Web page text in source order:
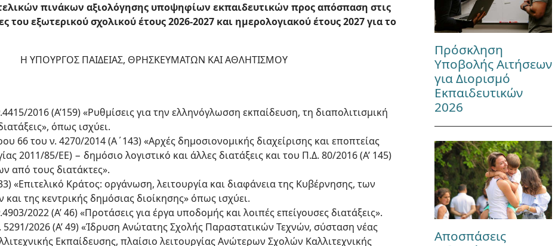
πινάκων αξιολόγησης υποψηφίων εκπαιδευτικών προς απόσπαση στις
του εξωτερικού σχολικού έτους 2026-2027 και ημερολογιακού έτους 2027 για το
Η ΥΠΟΥΡΓΟΣ ΠΑΙΔΕΙΑΣ, ΘΡΗΣΚΕΥΜΑΤΩΝ ΚΑΙ ΑΘΛΗΤΙΣΜΟΥ
2016 (Α’159) «Ρυθμίσεις για την ελληνόγλωσση εκπαίδευση, τη διαπολιτισμική
όπως ισχύει.
66 του ν. 4270/2014 (Α΄143) «Αρχές δημοσιονομικής διαχείρισης και εποπτείας
2011/85/ΕΕ) − δημόσιο λογιστικό και άλλες διατάξεις και του Π.Δ. 80/2016 (Α’ 145)
από τους διατάκτες».
«Επιτελικό Κράτος: οργάνωση, λειτουργία και διαφάνεια της Κυβέρνησης, των
της κεντρικής δημόσιας διοίκησης» όπως ισχύει.
2022 (Α’ 46) «Προτάσεις για έργα υποδομής και λοιπές επείγουσες διατάξεις».
2026 (Α’ 49) «Ίδρυση Ανώτατης Σχολής Παραστατικών Τεχνών, σύσταση νέας
Εκπαίδευσης, πλαίσιο λειτουργίας Ανώτερων Σχολών Καλλιτεχνικής
Πρόσκληση
Υποβολής Αιτήσεων
για Διορισμό
Εκπαιδευτικών
2026
Αποσπάσεις